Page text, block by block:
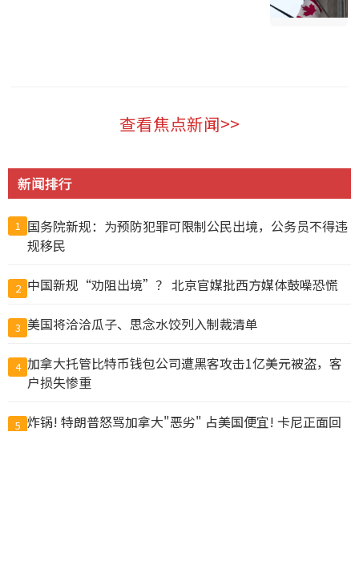
查看焦点新闻>>
新闻排行
1 国务院新规：为预防犯罪可限制公民出境，公务员不得违
规移民
2 中国新规“劝阻出境”？ 北京官媒批西方媒体鼓噪恐慌
3 美国将洽洽瓜子、思念水饺列入制裁清单
4 加拿大托管比特币钱包公司遭黑客攻击1亿美元被盗，客
户损失惨重
5 炸锅! 特朗普怒骂加拿大"恶劣" 占美国便宜! 卡尼正面回